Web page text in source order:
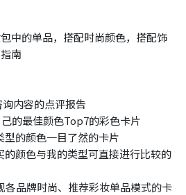
中的单品，搭配时尚颜色，搭配饰
南
内容的点评报告
的最佳颜色Top7的彩色卡片
型的颜色一目了然的卡片
的颜色与我的类型可直接进行比较的
各品牌时尚、推荐彩妆单品模式的卡